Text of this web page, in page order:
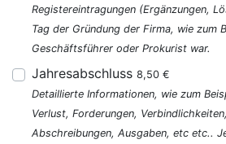
Registereintragungen (Ergänzungen,
Tag der Gründung der Firma, wie zum
Geschäftsführer oder Prokurist war.
Jahresabschluss 8,50 €
Detaillierte Informationen, wie zum
Verlust, Forderungen,
Abschreibungen, Ausgaben, etc etc..